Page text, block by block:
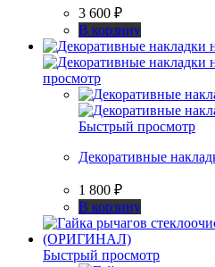
3 600 ₽
В корзину
просмотр
Быстрый просмотр
Декоративные
1 800 ₽
В корзину
Быстрый просмотр